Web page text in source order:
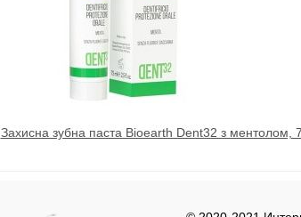
Захисна зубна паста Bioearth Dent32 з ментолом,